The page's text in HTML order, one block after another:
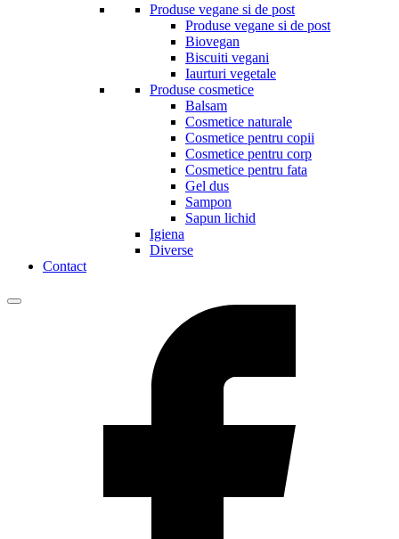
Produse vegane si de post
Produse vegane si de post
Biovegan
Biscuiti vegani
Iaurturi vegetale
Produse cosmetice
Balsam
Cosmetice naturale
Cosmetice pentru copii
Cosmetice pentru corp
Cosmetice pentru fata
Gel dus
Sampon
Sapun lichid
Igiena
Diverse
Contact